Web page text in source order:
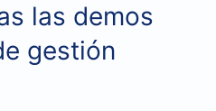
las demos
gestión